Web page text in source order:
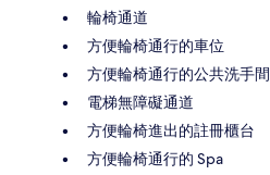
輪椅通道
方便輪椅通行的車位
方便輪椅通行的公共洗手間
電梯無障礙通道
方便輪椅進出的註冊櫃台
方便輪椅通行的 Spa